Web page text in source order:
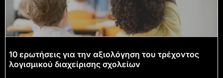
10 ερωτήσεις για την αξιολόγηση του τρέχοντος
λογισμικού διαχείρισης σχολείων